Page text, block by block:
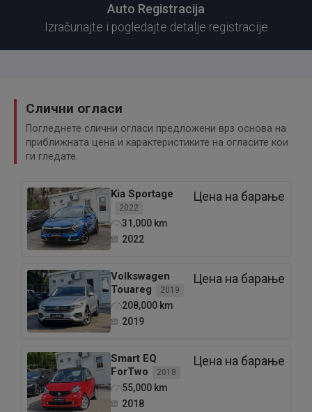
Auto Registracija
Izračunajte i pogledajte detalje registracije
Слични огласи
Погледнете слични огласи предложени врз основа на
приближната цена и карактеристиките на огласите кои
ги гледате.
Kia Sportage
2022
Цена на барање
31,000 km
2022
Volkswagen
Touareg
2019
Цена на барање
208,000 km
2019
Smart EQ
ForTwo
2018
Цена на барање
55,000 km
2018